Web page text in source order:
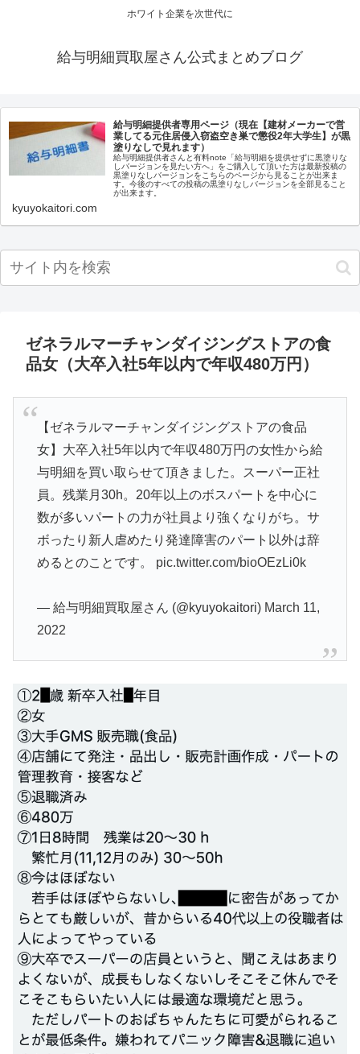
ホワイト企業を次世代に
給与明細買取屋さん公式まとめブログ
給与明細提供者専用ページ（現在【建材メーカーで営
業してる元住居侵入窃盗空き巣で懲役2年大学生】が黒
塗りなしで見れます）
給与明細提供者さんと有料note「給与明細を提供せずに黒塗りな
しバージョンを見たい方へ」をご購入して頂いた方は最新投稿の
黒塗りなしバージョンをこちらのページから見ることが出来ま
す。今後のすべての投稿の黒塗りなしバージョンを全部見ること
が出来ます。
kyuyokaitori.com
ゼネラルマーチャンダイジングストアの食
品女（大卒入社5年以内で年収480万円）
【ゼネラルマーチャンダイジングストアの食品
女】大卒入社5年以内で年収480万円の女性から給
与明細を買い取らせて頂きました。スーパー正社
員。残業月30h。20年以上のボスパートを中心に
数が多いパートの力が社員より強くなりがち。サ
ボったり新人虐めたり発達障害のパート以外は辞
めるとのことです。 pic.twitter.com/bioOEzLi0k
— 給与明細買取屋さん (@kyuyokaitori) March 11,
2022